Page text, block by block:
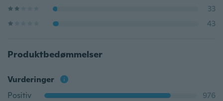
33
43
Produktbedømmelser
Vurderinger
Positiv
976